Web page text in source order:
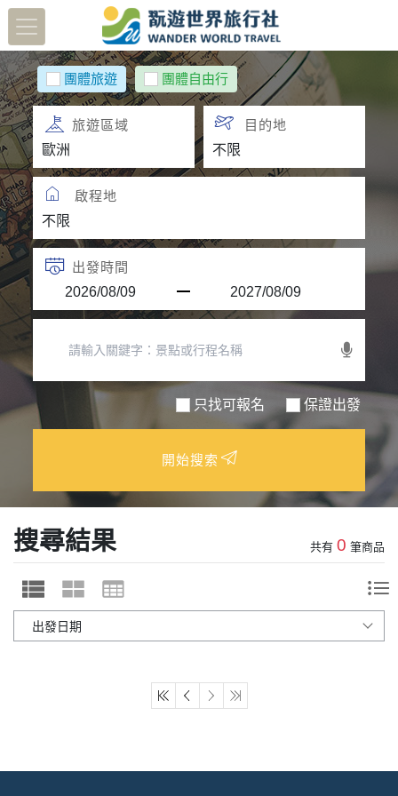
團體旅遊 團體自由行
旅遊區域 目的地
啟程地
出發時間
只找可報名 保證出發
開始搜索
搜尋結果 共有 0 筆商品